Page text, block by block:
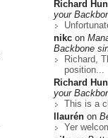
Richard
your
nikc on
Backbone
Richard,
position...
Richard
your
This is a
llaurén on
Yer